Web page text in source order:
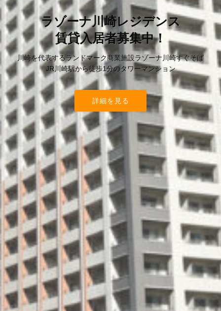
ラゾーナ川崎レジデンス
賃貸入居者募集中！
川崎を代表するランドマーク商業施設ラゾーナ川崎すぐそば
JR川崎駅から徒歩1分のタワーマンション
詳細を見る